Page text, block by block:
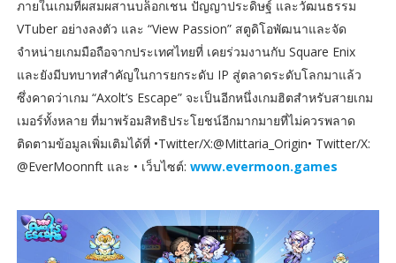
ภายในเกมที่ผสมผสานบล็อกเชน ปัญญาประดิษฐ์ และวัฒนธรรม
VTuber อย่างลงตัว และ “View Passion” สตูดิโอพัฒนาและจัด
จำหน่ายเกมมือถือจากประเทศไทยที่ เคยร่วมงานกับ Square Enix
และยังมีบทบาทสำคัญในการยกระดับ IP สู่ตลาดระดับโลกมาแล้ว
ซึ่งคาดว่าเกม “Axolt’s Escape” จะเป็นอีกหนึ่งเกมฮิตสำหรับสายเกม
เมอร์ทั้งหลาย ที่มาพร้อมสิทธิประโยชน์อีกมากมายที่ไม่ควรพลาด
ติดตามข้อมูลเพิ่มเติมได้ที่ •Twitter/X:@Mittaria_Origin• Twitter/X:
@EverMoonnft และ • เว็บไซต์: www.evermoon.games